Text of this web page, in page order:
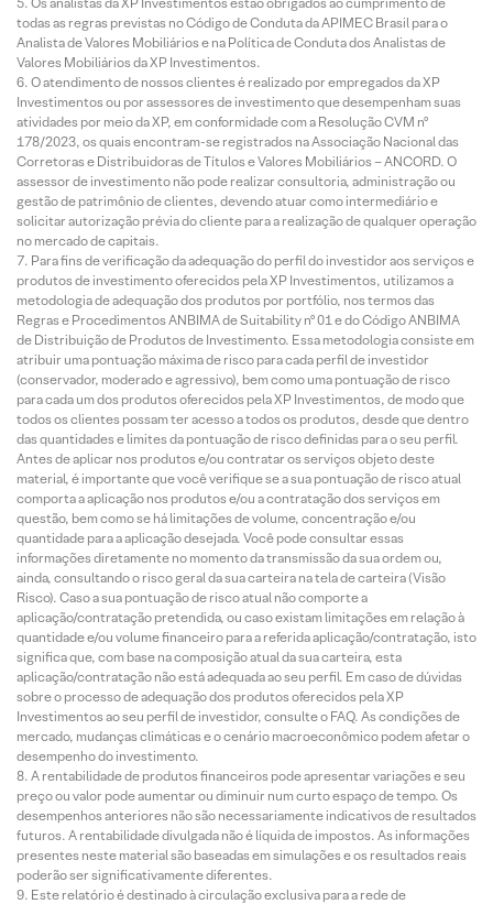
todas as regras previstas no Código de Conduta da APIMEC Brasil para o
Analista de Valores Mobiliários e na Política de Conduta dos Analistas de
Valores Mobiliários da XP Investimentos.
O atendimento de nossos clientes é realizado por empregados da XP
Investimentos ou por assessores de investimento que desempenham suas
atividades por meio da XP, em conformidade com a Resolução CVM nº
178/2023, os quais encontram-se registrados na Associação Nacional das
Corretoras e Distribuidoras de Títulos e Valores Mobiliários – ANCORD. O
assessor de investimento não pode realizar consultoria, administração ou
gestão de patrimônio de clientes, devendo atuar como intermediário e
solicitar autorização prévia do cliente para a realização de qualquer operação
no mercado de capitais.
Para fins de verificação da adequação do perfil do investidor aos serviços e
produtos de investimento oferecidos pela XP Investimentos, utilizamos a
metodologia de adequação dos produtos por portfólio, nos termos das
Regras e Procedimentos ANBIMA de Suitability nº 01 e do Código ANBIMA
de Distribuição de Produtos de Investimento. Essa metodologia consiste em
atribuir uma pontuação máxima de risco para cada perfil de investidor
(conservador, moderado e agressivo), bem como uma pontuação de risco
para cada um dos produtos oferecidos pela XP Investimentos, de modo que
todos os clientes possam ter acesso a todos os produtos, desde que dentro
das quantidades e limites da pontuação de risco definidas para o seu perfil.
Antes de aplicar nos produtos e/ou contratar os serviços objeto deste
material, é importante que você verifique se a sua pontuação de risco atual
comporta a aplicação nos produtos e/ou a contratação dos serviços em
questão, bem como se há limitações de volume, concentração e/ou
quantidade para a aplicação desejada. Você pode consultar essas
informações diretamente no momento da transmissão da sua ordem ou,
ainda, consultando o risco geral da sua carteira na tela de carteira (Visão
Risco). Caso a sua pontuação de risco atual não comporte a
aplicação/contratação pretendida, ou caso existam limitações em relação à
quantidade e/ou volume financeiro para a referida aplicação/contratação, isto
significa que, com base na composição atual da sua carteira, esta
aplicação/contratação não está adequada ao seu perfil. Em caso de dúvidas
sobre o processo de adequação dos produtos oferecidos pela XP
Investimentos ao seu perfil de investidor, consulte o FAQ. As condições de
mercado, mudanças climáticas e o cenário macroeconômico podem afetar o
desempenho do investimento.
A rentabilidade de produtos financeiros pode apresentar variações e seu
preço ou valor pode aumentar ou diminuir num curto espaço de tempo. Os
desempenhos anteriores não são necessariamente indicativos de resultados
futuros. A rentabilidade divulgada não é líquida de impostos. As informações
presentes neste material são baseadas em simulações e os resultados reais
poderão ser significativamente diferentes.
Este relatório é destinado à circulação exclusiva para a rede de